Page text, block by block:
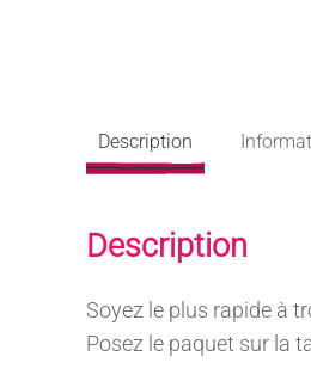
Description
Description
Soyez le plus rapide à
Posez le paquet sur la